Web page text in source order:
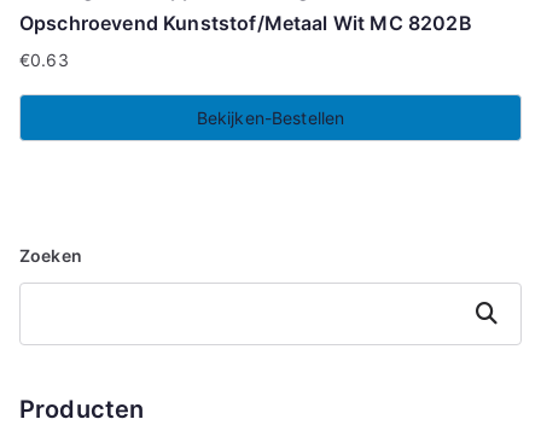
Opschroevend Kunststof/Metaal Wit MC 8202B
€0.63
Bekijken-Bestellen
Zoeken
Zoeken
Producten